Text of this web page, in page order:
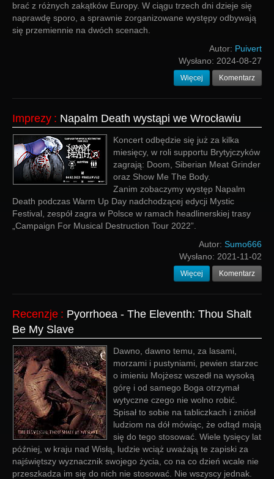
brać z różnych zakątków Europy. W ciągu trzech dni dzieje się
naprawdę sporo, a sprawnie zorganizowane występy odbywają
się przemiennie na dwóch scenach.
Autor: Puivert
Wysłano: 2024-08-27
Więcej Komentarz
Imprezy : Napalm Death wystąpi we Wrocławiu
Koncert odbędzie się już za kilka
miesięcy, w roli supportu Brytyjczyków
zagrają: Doom, Siberian Meat Grinder
oraz Show Me The Body.
Zanim zobaczymy występ Napalm
Death podczas Warm Up Day nadchodzącej edycji Mystic
Festival, zespół zagra w Polsce w ramach headlinerskiej trasy
„Campaign For Musical Destruction Tour 2022”.
Autor: Sumo666
Wysłano: 2021-11-02
Więcej Komentarz
Recenzje : Pyorrhoea - The Eleventh: Thou Shalt
Be My Slave
Dawno, dawno temu, za lasami,
morzami i pustyniami, pewien starzec
o imieniu Mojżesz wszedł na wysoką
górę i od samego Boga otrzymał
wytyczne czego nie wolno robić.
Spisał to sobie na tabliczkach i zniósł
ludziom na dół mówiąc, że odtąd mają
się do tego stosować. Wiele tysięcy lat
później, w kraju nad Wisłą, ludzie wciąż uważają te zapiski za
najświętszy wyznacznik swojego życia, co na co dzień wcale nie
przeszkadza im się do nich nie stosować. Nie wszyscy jednak.